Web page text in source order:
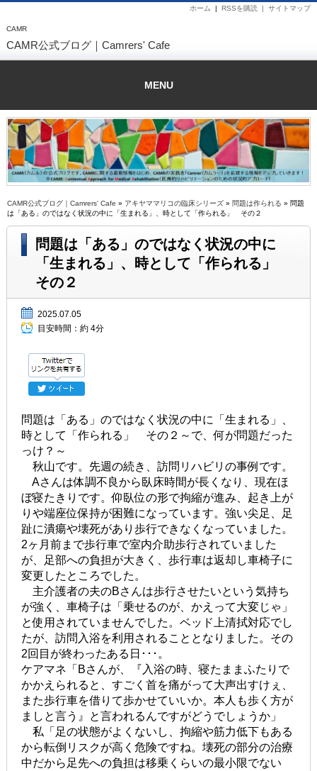
CAMR
サイトマップ
RSSを購読 |
ホーム |
CAMR公式ブログ｜Camrers' Cafe
MENU
CAMR公式ブログ｜Camrers' Cafe » アキヤママリコの臨床シリーズ » 問題は作られる » 問題
は「ある」のではなく状況の中に「生まれる」、時として「作られる」 その２
問題は「ある」のではなく状況の中に
「生まれる」、時として「作られる」
その２
2025.07.05
目安時間： 約 4分
問題は「ある」のではなく状況の中に「生まれる」、
時として「作られる」 その２～で、何が問題だった
っけ？～
秋山です。先週の続き、訪問リハビリの事例です。
Aさんは体調不良から臥床時間が長くなり、現在ほ
ぼ寝たきりです。仰臥位の形で拘縮が進み、起き上が
りや端座位保持が困難になっています。強い尖足、足
趾に潰瘍や壊死があり歩行できなくなっていました。
2ヶ月前まで歩行車で室内介助歩行されていました
が、足部への負担が大きく、歩行車は返却し車椅子に
変更したところでした。
主介護者の夫のBさんは歩行させたいという気持ち
が強く、車椅子は「乗せるのが、かえって大変じゃ」
と使用されていませんでした。ベッド上清拭対応でし
たが、訪問入浴を利用されることとなりました。その
2回目が終わったある日･･･。
ケアマネ「Bさんが、『入浴の時、寝たままふたりで
かかえられると、すごく首を痛がって大声出すけぇ、
また歩行車を借りて歩かせていいか。本人も歩く方が
ましと言う』と言われるんですがどうでしょうか」
私「足の状態がよくないし、拘縮や筋力低下もある
から転倒リスクが高く危険ですね。壊死の部分の治療
中だから足先への負担は移乗くらいの最小限でない